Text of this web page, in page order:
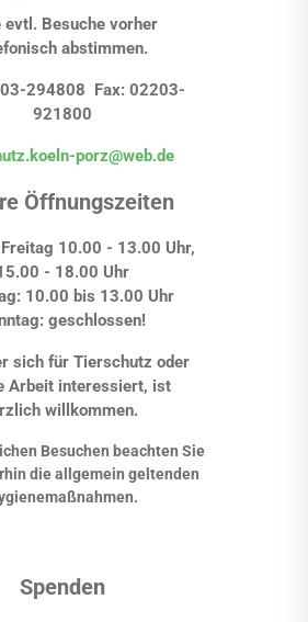
evtl. Besuche vorher
abstimmen.
294808 Fax: 02203-
921800
porz@web.de
Öffnungszeiten
10.00 - 13.00 Uhr,
- 18.00 Uhr
10.00 bis 13.00 Uhr
geschlossen!
sich für Tierschutz oder
Arbeit interessiert, ist
willkommen.
Besuchen beachten Sie
die allgemein geltenden
Spenden